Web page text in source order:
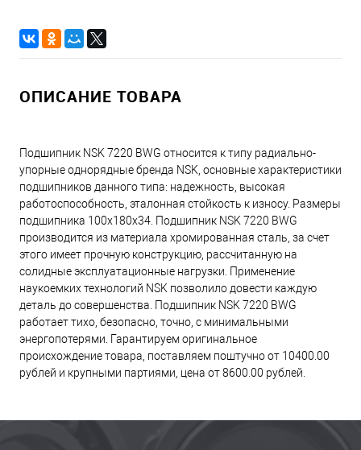
ОПИСАНИЕ ТОВАРА
Подшипник NSK 7220 BWG относится к типу радиально-
упорные однорядные бренда NSK, основные характеристики
подшипников данного типа: надежность, высокая
работоспособность, эталонная стойкость к износу. Размеры
подшипника 100x180x34. Подшипник NSK 7220 BWG
производится из материала хромированная сталь, за счет
этого имеет прочную конструкцию, рассчитанную на
солидные эксплуатационные нагрузки. Применение
наукоемких технологий NSK позволило довести каждую
деталь до совершенства. Подшипник NSK 7220 BWG
работает тихо, безопасно, точно, с минимальными
энергопотерями. Гарантируем оригинальное
происхождение товара, поставляем поштучно от 10400.00
рублей и крупными партиями, цена от 8600.00 рублей.